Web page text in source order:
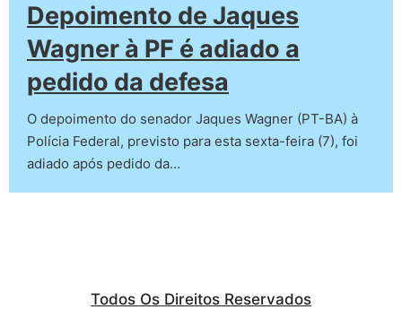
Depoimento de Jaques
Wagner à PF é adiado a
pedido da defesa
O depoimento do senador Jaques Wagner (PT-BA) à
Polícia Federal, previsto para esta sexta-feira (7), foi
adiado após pedido da…
Todos Os Direitos Reservados